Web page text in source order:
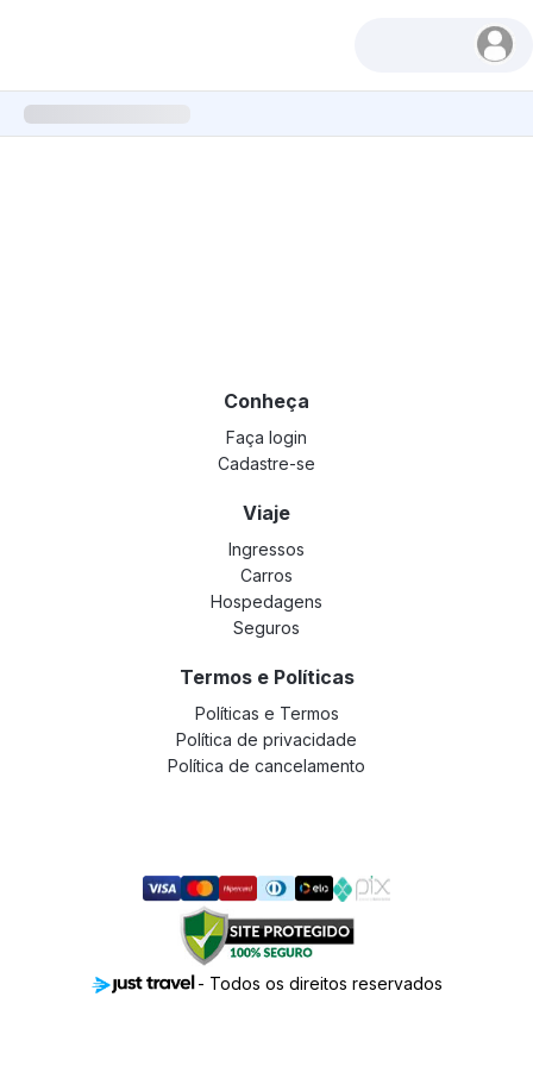
Conheça
Faça login
Cadastre-se
Viaje
Ingressos
Carros
Hospedagens
Seguros
Termos e Políticas
Políticas e Termos
Política de privacidade
Política de cancelamento
- Todos os direitos reservados